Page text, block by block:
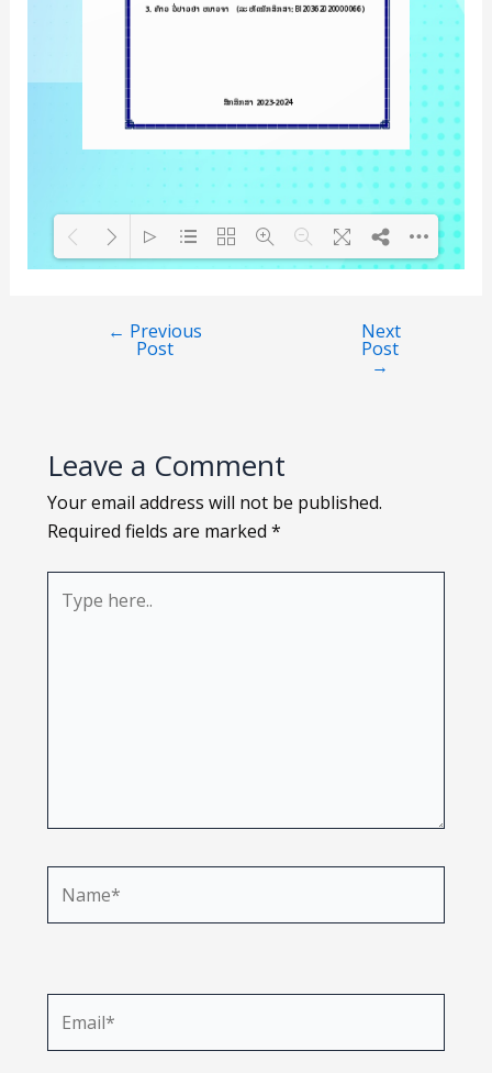
← Previous
Post
Next
Post
→
Leave a Comment
Your email address will not be published.
Required fields are marked *
here..